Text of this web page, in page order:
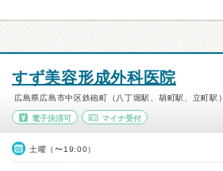
すず美容形成外科医院
広島県広島市中区鉄砲町（八丁堀駅、胡町駅、立町駅）
電子決済可 マイナ受付
土曜（〜19:00）